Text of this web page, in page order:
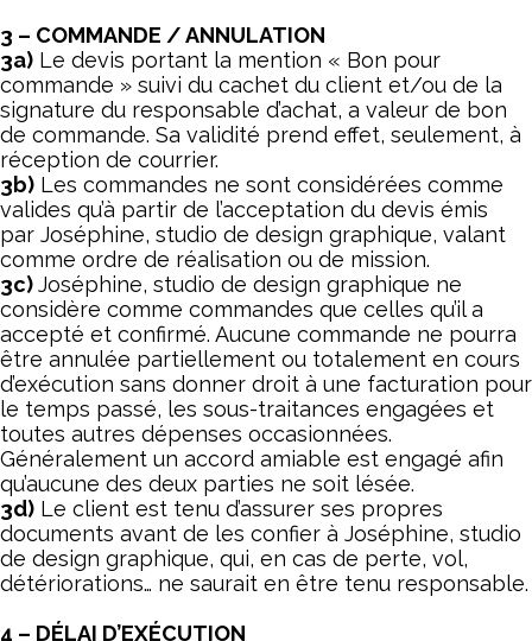
3 – COMMANDE / ANNULATION
3a) Le devis portant la mention « Bon pour
commande » suivi du cachet du client et/ou de la
signature du responsable d’achat, a valeur de bon
de commande. Sa validité prend effet, seulement, à
réception de courrier.
3b) Les commandes ne sont considérées comme
valides qu’à partir de l’acceptation du devis émis
par Joséphine, studio de design graphique, valant
comme ordre de réalisation ou de mission.
3c)Joséphine, studio de design graphique ne
considère comme commandes que celles qu’il a
accepté et confirmé. Aucune commande ne pourra
être annulée partiellement ou totalement en cours
d’exécution sans donner droit à une facturation pour
le temps passé, les sous-traitances engagées et
toutes autres dépenses occasionnées.
Généralement un accord amiable est engagé afin
qu’aucune des deux parties ne soit lésée.
3d) Le client est tenu d’assurer ses propres
documents avant de les confier à Joséphine, studio
de design graphique, qui, en cas de perte, vol,
détériorations… ne saurait en être tenu responsable.
4 – DÉLAI D’EXÉCUTION